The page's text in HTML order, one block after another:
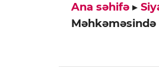
Ana səhifə ▸
Məhkəməsində